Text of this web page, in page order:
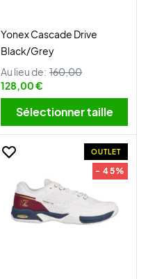
Yonex Cascade Drive
Black/Grey
Au lieu de: 160,00
128,00 €
Sélectionner taille
OUTLET
- 45%